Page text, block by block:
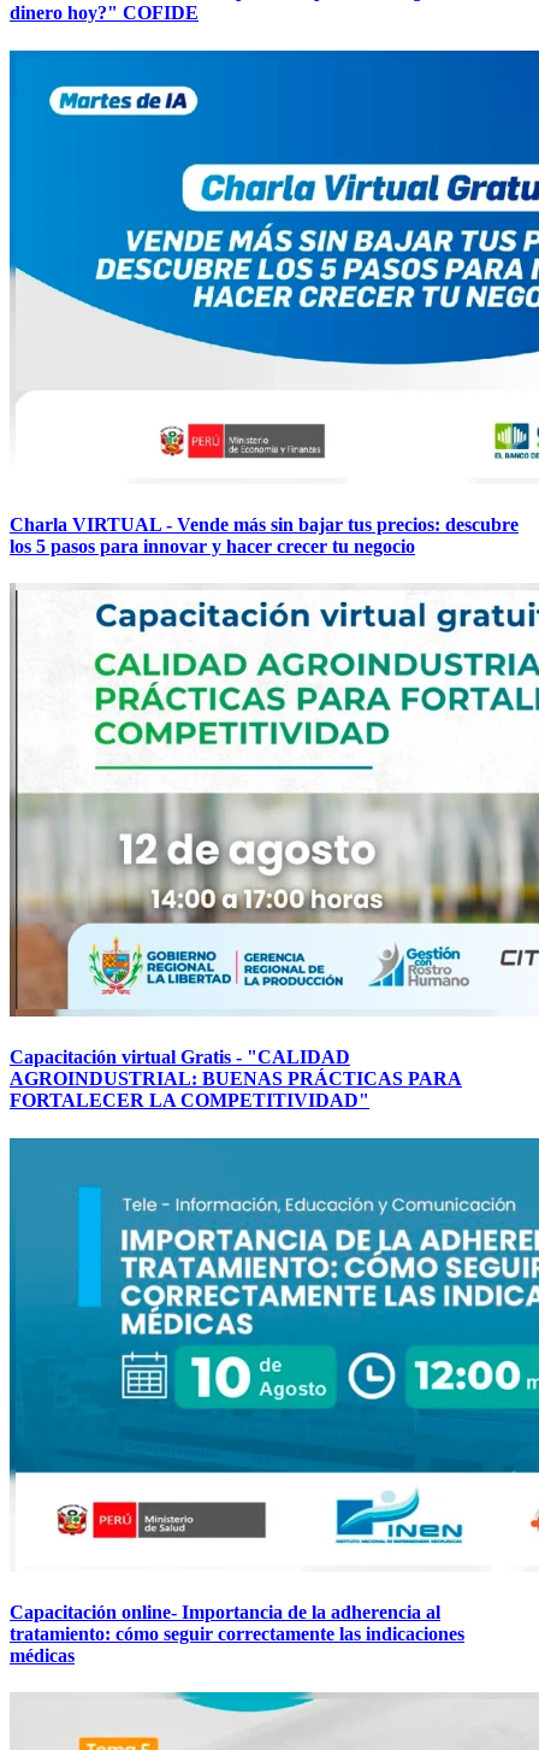
dinero hoy?" COFIDE
Charla VIRTUAL - Vende más sin bajar tus precios: descubre
los 5 pasos para innovar y hacer crecer tu negocio
Capacitación virtual Gratis - "CALIDAD
AGROINDUSTRIAL: BUENAS PRÁCTICAS PARA
FORTALECER LA COMPETITIVIDAD"
Capacitación online- Importancia de la adherencia al
tratamiento: cómo seguir correctamente las indicaciones
médicas